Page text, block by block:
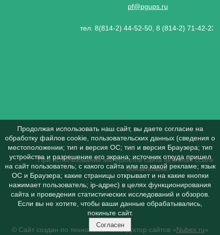
pf@pgups.ru
тел. 8(814-2) 44-52-50, 8 (814-2) 71-42-23
При использовании материалов сайта активная ссылка
обязательна.
© Сайт создан по технологии конструктор сайтов «Nubex.ru»
Продолжая использовать наш сайт, вы даете согласие на
обработку файлов cookie, пользовательских данных (сведения о
местоположении; тип и версия ОС; тип и версия Браузера; тип
устройства и разрешение его экрана; источник откуда пришел
на сайт пользователь; с какого сайта или по какой рекламе; язык
ОС и Браузера; какие страницы открывает и на какие кнопки
нажимает пользователь; ip-адрес) в целях функционирования
сайта и проведения статистических исследований и обзоров.
Если вы не хотите, чтобы ваши данные обрабатывались,
покиньте сайт.
Согласен